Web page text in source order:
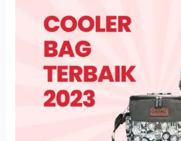
Friendly,